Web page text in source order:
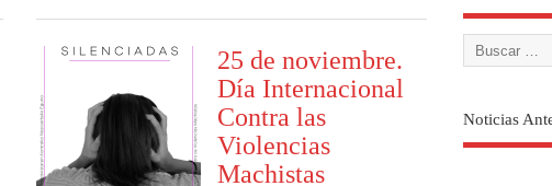
25 de noviembre.
Día Internacional
Contra las
Violencias
Machistas
Noticias